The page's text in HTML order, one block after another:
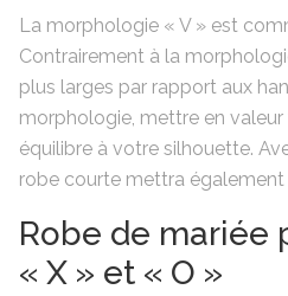
La morphologie « V » est
Contrairement à la
plus larges par rapport aux
morphologie, mettre en
équilibre à votre silhouette.
robe courte mettra
Robe de mariée
« X » et « O »